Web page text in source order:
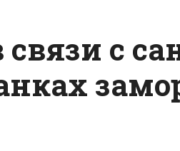
связи с